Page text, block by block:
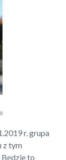
r. grupa
z tym
to